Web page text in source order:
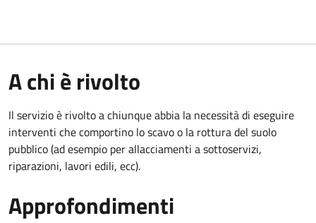
A chi è rivolto
Il servizio è rivolto a chiunque abbia la necessità di eseguire
interventi che comportino lo scavo o la rottura del suolo
pubblico (ad esempio per allacciamenti a sottoservizi,
riparazioni, lavori edili, ecc).
Approfondimenti